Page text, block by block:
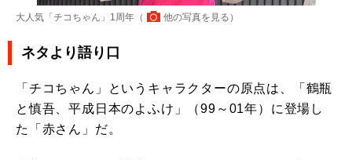
大人気「チコちゃん」1周年（ 他の写真を見る ）
ネタより語り口
「チコちゃん」というキャラクターの原点は、「鶴瓶
と慎吾、平成日本のよふけ」（99～01年）に登場し
た「赤さん」だ。